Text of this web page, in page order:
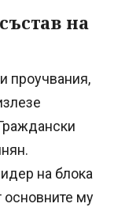
на
проучвания,
на блока
му